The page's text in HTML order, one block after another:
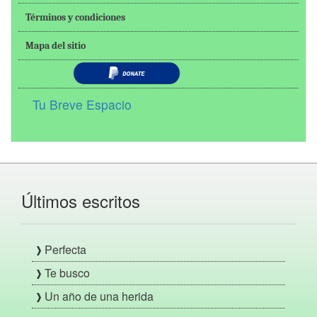
Términos y condiciones
Mapa del sitio
Tu Breve Espacio
Últimos escritos
Perfecta
Te busco
Un año de una herida